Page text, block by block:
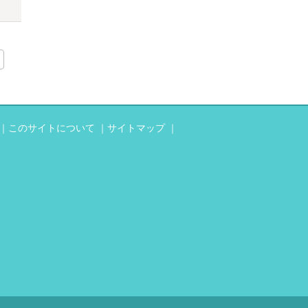
このサイトについて サイトマップ